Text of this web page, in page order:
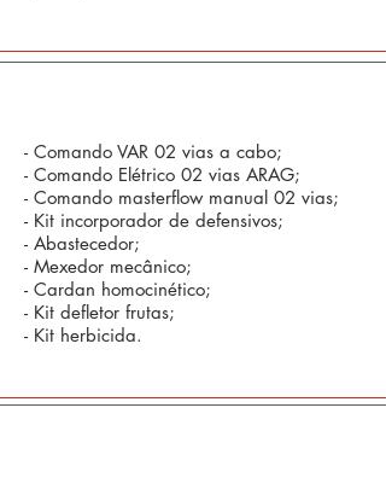
- Comando VAR 02 vias a cabo;
- Comando Elétrico 02 vias ARAG;
- Comando masterflow manual 02 vias;
- Kit incorporador de defensivos;
- Abastecedor;
- Mexedor mecânico;
- Cardan homocinético;
- Kit defletor frutas;
- Kit herbicida.